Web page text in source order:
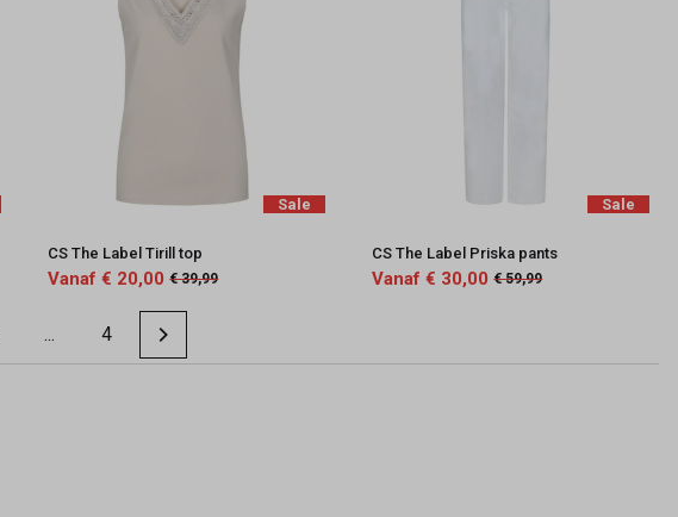
Sale
CS The Label Tirill top
Vanaf € 20,00 € 39,99
Sale
CS The Label Priska pants
Vanaf € 30,00 € 59,99
... 4